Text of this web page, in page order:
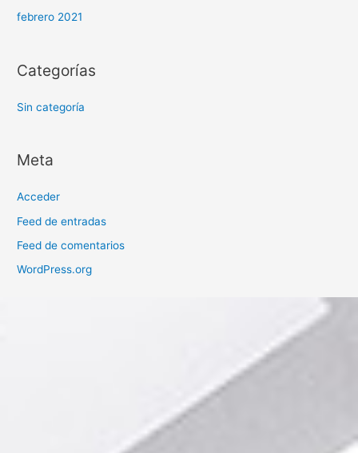
febrero 2021
Categorías
Sin categoría
Meta
Acceder
Feed de entradas
Feed de comentarios
WordPress.org